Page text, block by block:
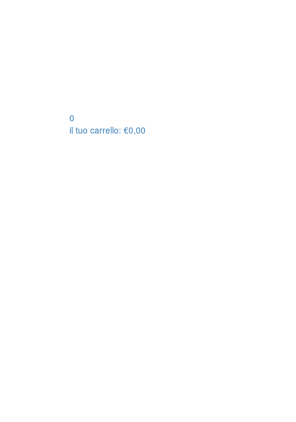
0
il tuo carrello: €0,00